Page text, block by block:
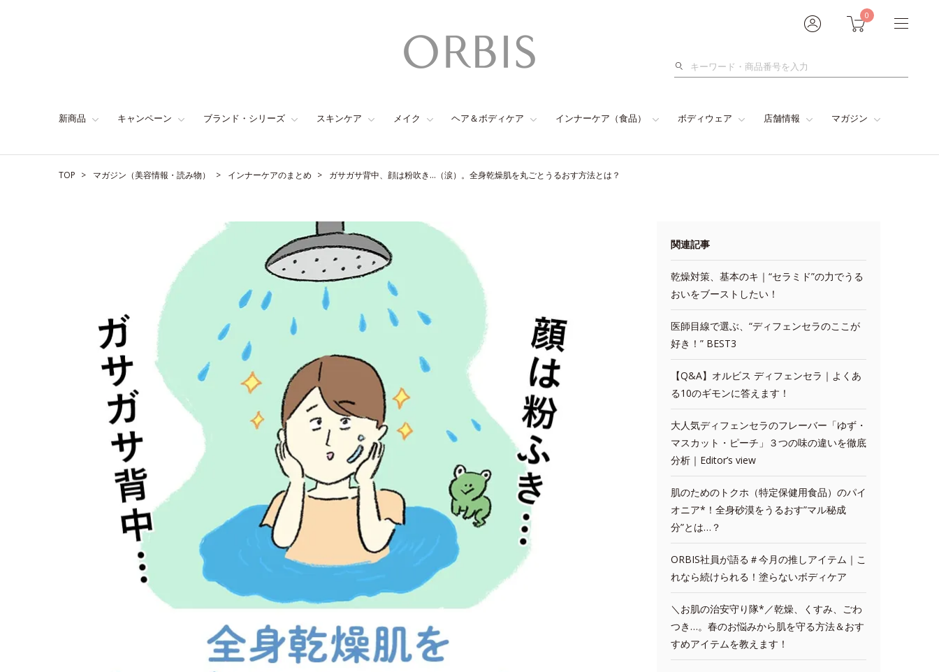
0
検
新商品 キャンペーン ブランド・シリーズ スキンケア メイク ヘア＆ボディケア インナーケア（食品） ボディウェア 店舗情報 マガジン
TOP マガジン（美容情報・読み物） インナーケアのまとめ ガサガサ背中、顔は粉吹き…（涙）。全身乾燥肌を丸ごとうるおす方法とは？
関連記事
乾燥対策、基本のキ｜“セラミド”の力でうる
おいをブーストしたい！
医師目線で選ぶ、“ディフェンセラのここが
好き！” BEST3
【Q&A】オルビス ディフェンセラ｜よくあ
る10のギモンに答えます！
大人気ディフェンセラのフレーバー「ゆず・
マスカット・ピーチ」３つの味の違いを徹底
分析｜Editor’s view
肌のためのトクホ（特定保健用食品）のパイ
オニア*！全身砂漠をうるおす”マル秘成
分”とは…？
ORBIS社員が語る＃今月の推しアイテム｜こ
れなら続けられる！塗らないボディケア
＼お肌の治安守り隊*／乾燥、くすみ、ごわ
つき…。春のお悩みから肌を守る方法＆おす
すめアイテムを教えます！